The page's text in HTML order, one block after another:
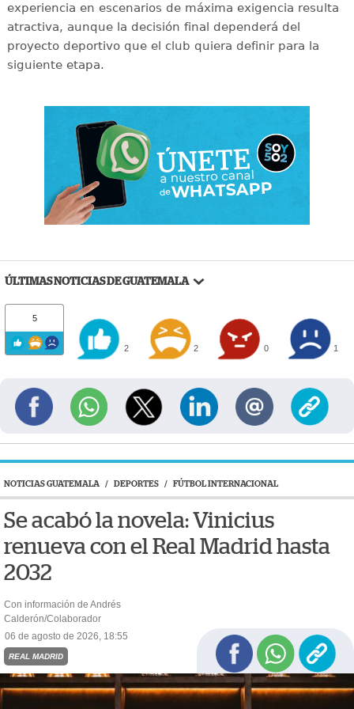
experiencia en escenarios de máxima exigencia resulta
atractiva, aunque la decisión final dependerá del
proyecto deportivo que el club quiera definir para la
siguiente etapa.
ÚLTIMAS NOTICIAS DE GUATEMALA
5
2 2 0 1
NOTICIAS GUATEMALA / DEPORTES / FÚTBOL INTERNACIONAL
Se acabó la novela: Vinicius
renueva con el Real Madrid hasta
2032
Con información de Andrés
Calderón/Colaborador
06 de agosto de 2026, 18:55
REAL MADRID